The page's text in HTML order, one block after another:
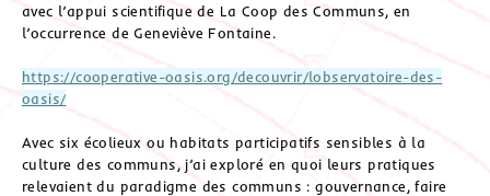
avec l’appui scientifique de La Coop des Communs, en
l’occurrence de Geneviève Fontaine.
https://cooperative-oasis.org/decouvrir/lobservatoire-des-
oasis/
Avec six écolieux ou habitats participatifs sensibles à la
culture des communs, j’ai exploré en quoi leurs pratiques
relevaient du paradigme des communs : gouvernance, faire